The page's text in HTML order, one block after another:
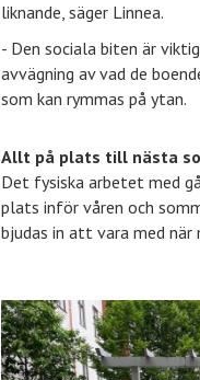
liknande, säger Linnea.
- Den sociala biten är
avvägning av vad de
som kan rymmas på ytan.
Allt på plats till nästa
Det fysiska arbetet med
plats inför våren och
bjudas in att vara med när